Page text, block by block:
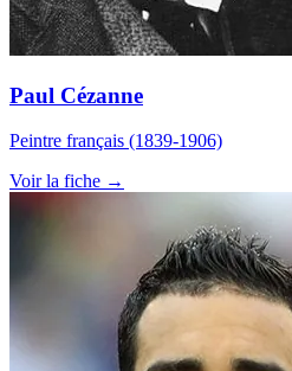
Paul Cézanne
Peintre français (1839-1906)
Voir la fiche →